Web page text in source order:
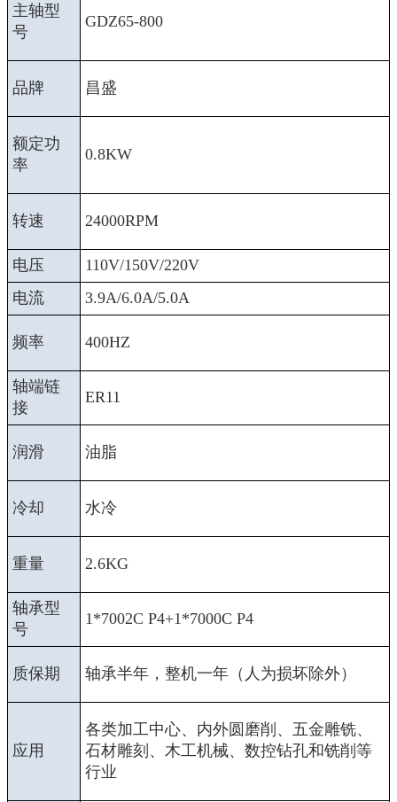
主轴型
号
GDZ65-800
品牌 昌盛
额定功
率
0.8KW
转速 24000RPM
电压
110V/150V/220V
电流
3.9A/6.0A/5.0A
频率 400HZ
轴端链
接
ER11
润滑 油脂
冷却 水冷
重量 2.6KG
轴承型
号
1*7002C P4+1*7000C P4
质保期 轴承半年，整机一年（人为损坏除外）
应用
各类加工中心、内外圆磨削、五金雕铣、
石材雕刻、木工机械、数控钻孔和铣削等
行业